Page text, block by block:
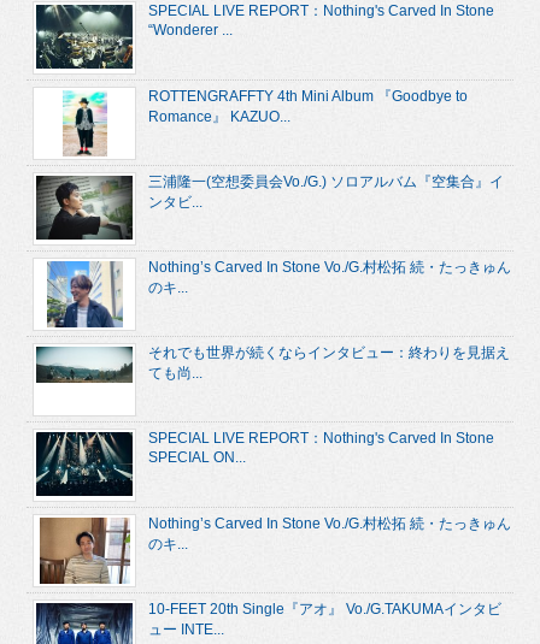
SPECIAL LIVE REPORT：Nothing's Carved In Stone
“Wonderer ...
ROTTENGRAFFTY 4th Mini Album 『Goodbye to
Romance』 KAZUO...
三浦隆一(空想委員会Vo./G.) ソロアルバム『空集合』イ
ンタビ...
Nothing’s Carved In Stone Vo./G.村松拓 続・たっきゅん
のキ...
それでも世界が続くならインタビュー：終わりを見据え
ても尚...
SPECIAL LIVE REPORT：Nothing's Carved In Stone
SPECIAL ON...
Nothing’s Carved In Stone Vo./G.村松拓 続・たっきゅん
のキ...
10-FEET 20th Single『アオ』 Vo./G.TAKUMAインタビ
ュー INTE...